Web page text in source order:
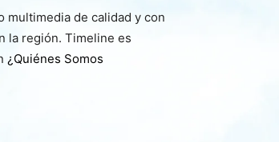
de calidad y con
la región. Timeline es
¿Quiénes Somos